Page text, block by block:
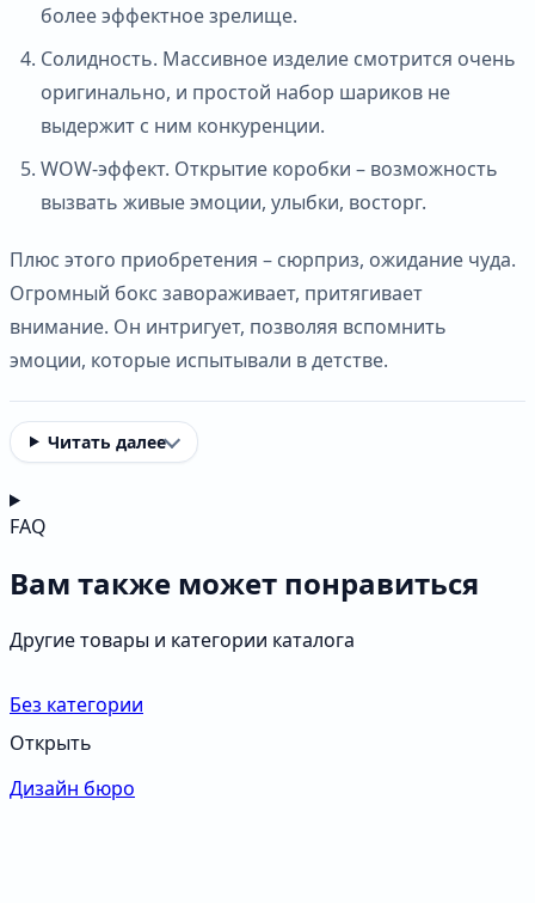
более эффектное зрелище.
Солидность. Массивное изделие смотрится очень
оригинально, и простой набор шариков не
выдержит с ним конкуренции.
WOW-эффект. Открытие коробки – возможность
вызвать живые эмоции, улыбки, восторг.
Плюс этого приобретения – сюрприз, ожидание чуда.
Огромный бокс завораживает, притягивает
внимание. Он интригует, позволяя вспомнить
эмоции, которые испытывали в детстве.
Читать далее
FAQ
Вам также может понравиться
Другие товары и категории каталога
Без категории
Открыть
Дизайн бюро